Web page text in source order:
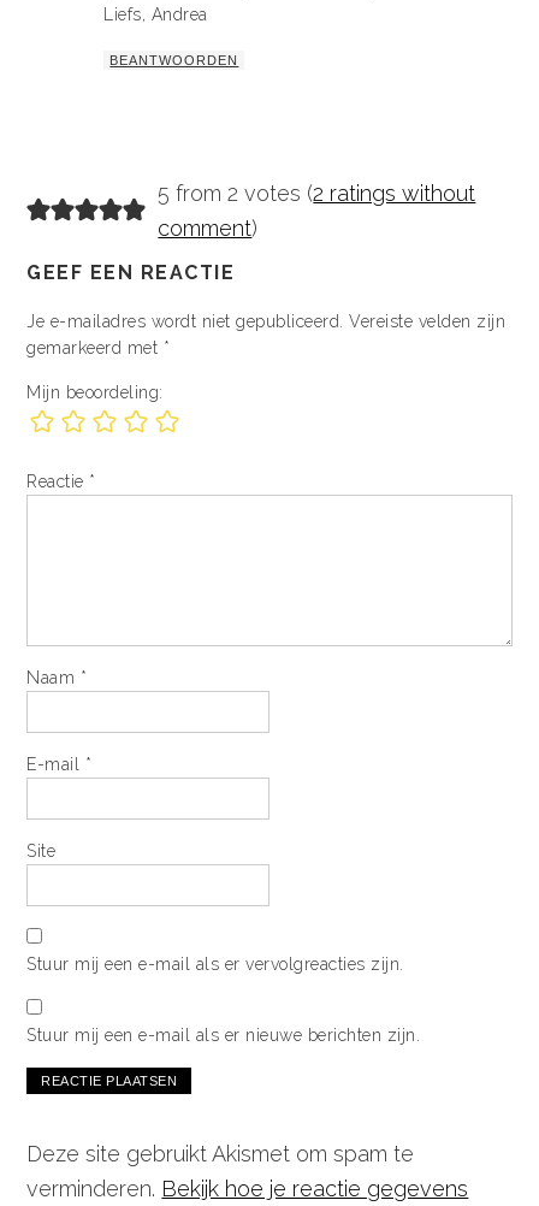
Liefs, Andrea
BEANTWOORDEN
5 from 2 votes (2 ratings without
comment)
GEEF EEN REACTIE
Je e-mailadres wordt niet gepubliceerd.
Vereiste velden zijn
gemarkeerd met *
Mijn beoordeling:
Reactie *
Naam *
E-mail *
Site
Stuur mij een e-mail als er vervolgreacties zijn.
Stuur mij een e-mail als er nieuwe berichten zijn.
Deze site gebruikt Akismet om spam te
verminderen. Bekijk hoe je reactie gegevens